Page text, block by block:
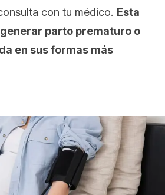
con tu médico. Esta
parto prematuro o
en sus formas más